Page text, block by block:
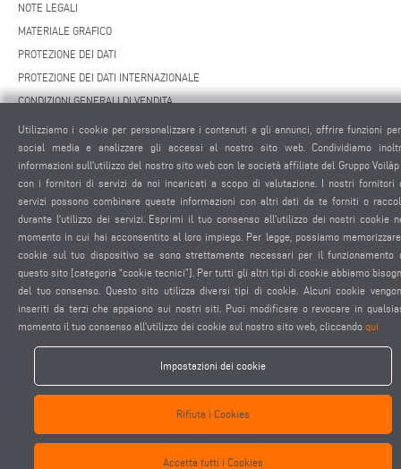
NOTE LEGALI
MATERIALE GRAFICO
PROTEZIONE DEI DATI
PROTEZIONE DEI DATI INTERNAZIONALE
CONDIZIONI GENERALI DI VENDITA
CONTRATTO DI MANUTENZIONE REMOTA
IMPOSTAZIONE COOKIES
CODICE DI CONDOTTA DEI FORNITORI
+49 7041-14 0
-mail@elumatec.com
Utilizziamo i cookie per personalizzare i contenuti e gli annunci, offrire funzioni
social media e analizzare gli accessi al nostro sito web. Condividiamo
informazioni sull'utilizzo del nostro sito web con le società affiliate del Gruppo Voilàp
con i fornitori di servizi da noi incaricati a scopo di valutazione. I nostri fornitori
servizi possono combinare queste informazioni con altri dati da te forniti o
durante l'utilizzo dei servizi. Esprimi il tuo consenso all'utilizzo dei nostri cookie
momento in cui hai acconsentito al loro impiego. Per legge, possiamo
cookie sul tuo dispositivo se sono strettamente necessari per il funzionamento
questo sito [categoria “cookie tecnici”]. Per tutti gli altri tipi di cookie abbiamo
del tuo consenso. Questo sito utilizza diversi tipi di cookie. Alcuni cookie
inseriti da terzi che appaiono sui nostri siti. Puoi modificare o revocare in
momento il tuo consenso all'utilizzo dei cookie sul nostro sito web, cliccando qui
Impostazioni dei cookie
Rifiuta i Cookies
Accetta tutti i Cookies